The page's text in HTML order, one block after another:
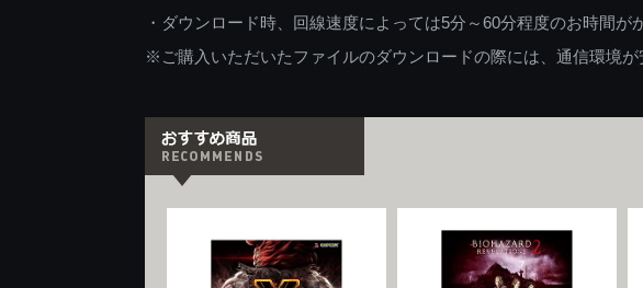
・ダウンロード時、回線速度によっては5分～60分程度のお時間が
※ご購入いただいたファイルのダウンロードの際には、通信環境が